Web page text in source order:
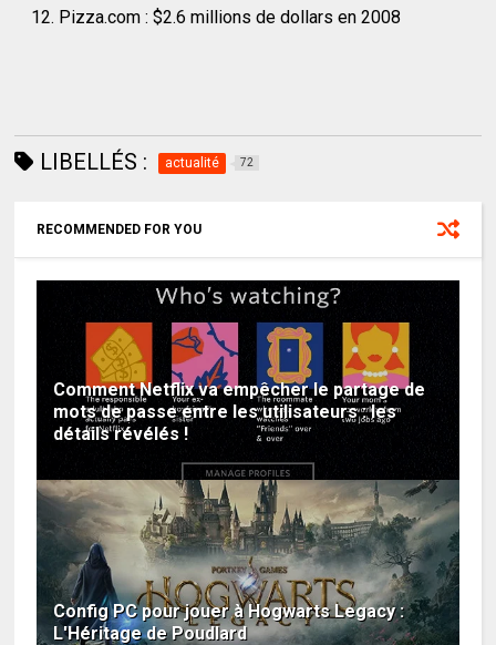
Pizza.com : $2.6 millions de dollars en 2008
LIBELLÉS : actualité 72
RECOMMENDED FOR YOU
Comment Netflix va empêcher le partage de
mots de passe entre les utilisateurs : les
détails révélés !
Config PC pour jouer à Hogwarts Legacy :
L'Héritage de Poudlard